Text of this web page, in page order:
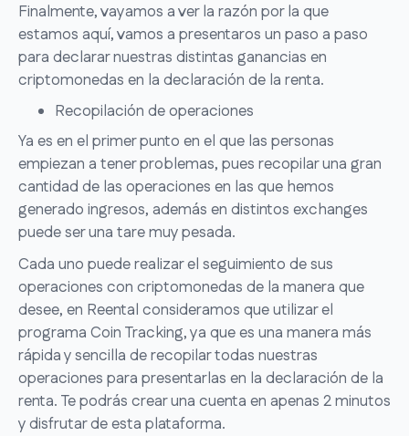
Finalmente, vayamos a ver la razón por la que
estamos aquí, vamos a presentaros un paso a paso
para declarar nuestras distintas ganancias en
criptomonedas en la declaración de la renta.
Recopilación de operaciones
Ya es en el primer punto en el que las personas
empiezan a tener problemas, pues recopilar una gran
cantidad de las operaciones en las que hemos
generado ingresos, además en distintos exchanges
puede ser una tare muy pesada.
Cada uno puede realizar el seguimiento de sus
operaciones con criptomonedas de la manera que
desee, en Reental consideramos que utilizar el
programa Coin Tracking, ya que es una manera más
rápida y sencilla de recopilar todas nuestras
operaciones para presentarlas en la declaración de la
renta. Te podrás crear una cuenta en apenas 2 minutos
y disfrutar de esta plataforma.